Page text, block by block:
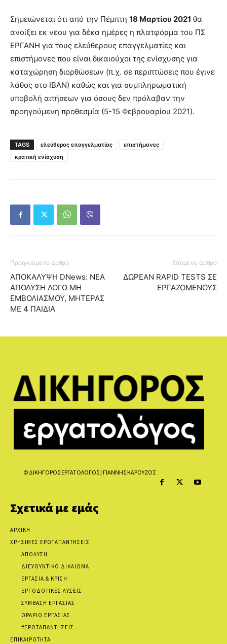
Σημειώνεται ότι από την Πέμπτη 18 Μαρτίου 2021 θα
ανοίξει εκ νέου για δέκα ημέρες η πλατφόρμα του ΠΣ
ΕΡΓΑΝΗ για τους ελεύθερους επαγγελματίες και
επιστήμονες που είναι δικαιούχοι της ενίσχυσης για
καταχώρηση διορθώσεων (π.χ. σε περιπτώσεις που έγινε
λάθος στο ΙΒΑΝ) καθώς και για συμπληρωματική
υποβολή αιτήσεων για όσους δεν πρόλαβαν την
προηγούμενη προθεσμία (5-15 Φεβρουαρίου 2021).
TAGS ελεύθερος επαγγελματίας
επιστήμονες
κρατική ενίσχυση
Προηγούμενο άρθρο
ΑΠΟΚΑΛΥΨΗ DNews: ΝΕΑ
ΑΠΟΛΥΣΗ ΛΟΓΩ ΜΗ
ΕΜΒΟΛΙΑΣΜΟΥ, ΜΗΤΕΡΑΣ
ΜΕ 4 ΠΑΙΔΙΑ
Επόμενο άρθρο
ΔΩΡΕΑΝ RAPID TESTS ΣΕ
ΕΡΓΑΖΟΜΕΝΟΥΣ
© ΔΙΚΗΓΟΡΟΣ ΕΡΓΑΤΟΛΟΓΟΣ | ΓΙΑΝΝΗΣ ΚΑΡΟΥΖΟΣ
Σχετικά με εμάς
ΑΡΧΙΚΗ
ΧΡΗΣΙΜΕΣ ΕΡΩΤΑΠΑΝΤΗΣΕΙΣ
ΑΠΟΛΥΣΗ
ΔΙΕΥΘΥΝΤΙΚΟ ΔΙΚΑΙΩΜΑ
ΕΡΓΑΣΙΑ & ΚΡΙΣΗ
ΕΡΓΟΔΟΤΙΚΕΣ ΛΥΣΕΙΣ
ΣΥΜΒΑΣΗ ΕΡΓΑΣΙΑΣ
ΩΡΑΡΙΟ ΕΡΓΑΣΙΑΣ
#ΕΡΩΤΑΠΑΝΤΗΣΕΙΣ
ΕΠΙΚΑΙΡΟΤΗΤΑ